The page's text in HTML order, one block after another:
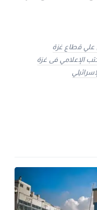
علي قطاع غزة
الإعلامي فى غزة